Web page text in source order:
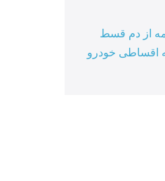
از دم قسط
اقساطی خودرو